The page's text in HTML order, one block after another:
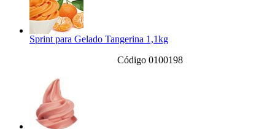
Sprint para Gelado Tangerina 1,1kg
Código 0100198